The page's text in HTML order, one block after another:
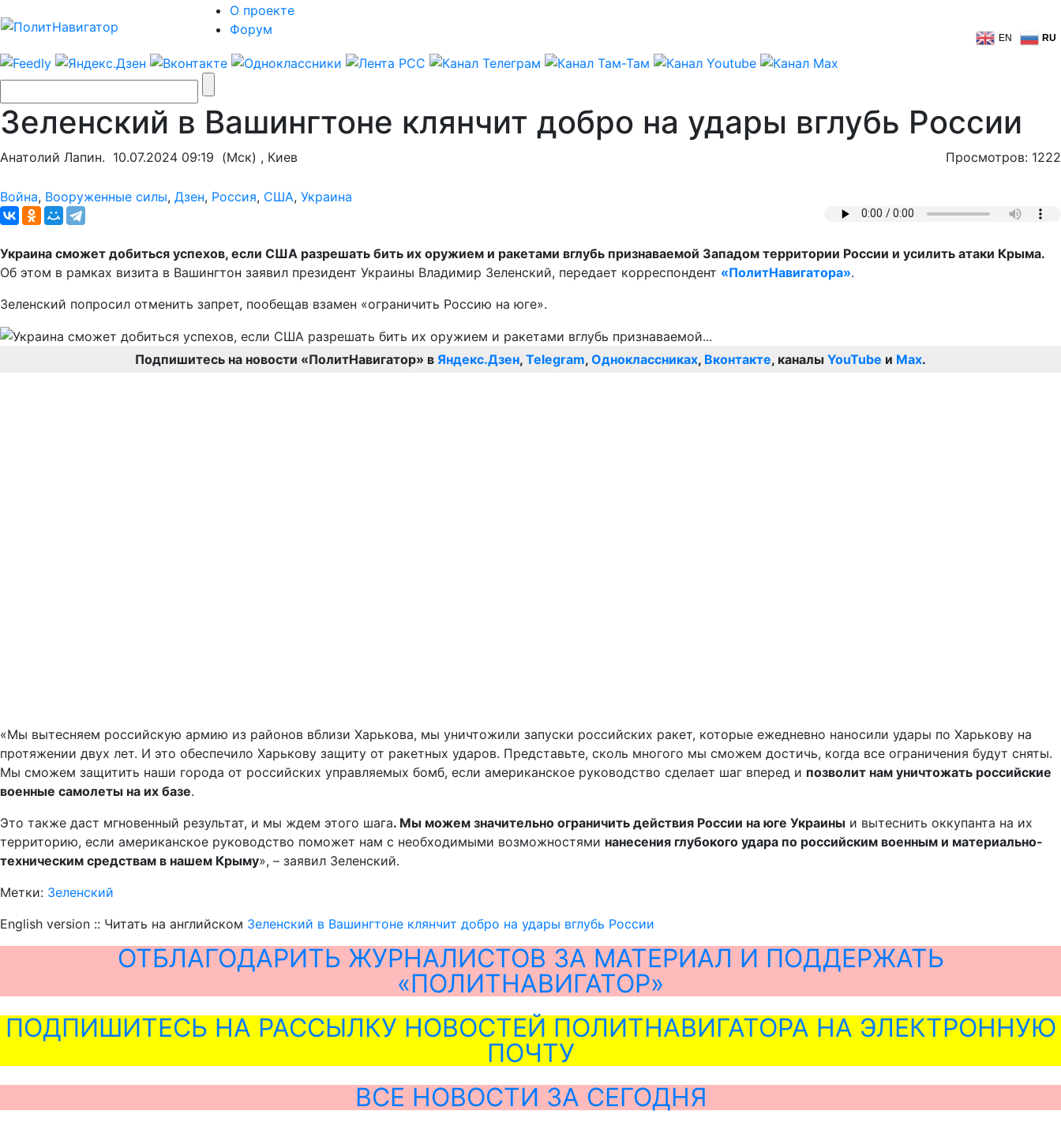
О проекте
Форум
EN RU
Зеленский в Вашингтоне клянчит добро на удары вглубь России
Анатолий Лапин. 10.07.2024 09:19 (Мск) , Киев Просмотров: 1222
Война, Вооруженные силы, Дзен, Россия, США, Украина
Украина сможет добиться успехов, если США разрешать бить их оружием и ракетами вглубь признаваемой Западом территории России и усилить атаки Крыма.
Об этом в рамках визита в Вашингтон заявил президент Украины Владимир Зеленский, передает корреспондент «ПолитНавигатора».
Зеленский попросил отменить запрет, пообещав взамен «ограничить Россию на юге».
Подпишитесь на новости «ПолитНавигатор» в Яндекс.Дзен, Telegram, Одноклассниках, Вконтакте, каналы YouTube и Max.
«Мы вытесняем российскую армию из районов вблизи Харькова, мы уничтожили запуски российских ракет, которые ежедневно наносили удары по Харькову на
протяжении двух лет. И это обеспечило Харькову защиту от ракетных ударов. Представьте, сколь многого мы сможем достичь, когда все ограничения будут сняты.
Мы сможем защитить наши города от российских управляемых бомб, если американское руководство сделает шаг вперед и позволит нам уничтожать российские
военные самолеты на их базе.
Это также даст мгновенный результат, и мы ждем этого шага. Мы можем значительно ограничить действия России на юге Украины и вытеснить оккупанта на их
территорию, если американское руководство поможет нам с необходимыми возможностями нанесения глубокого удара по российским военным и материально-
техническим средствам в нашем Крыму», – заявил Зеленский.
Метки: Зеленский
English version :: Читать на английском Зеленский в Вашингтоне клянчит добро на удары вглубь России
ОТБЛАГОДАРИТЬ ЖУРНАЛИСТОВ ЗА МАТЕРИАЛ И ПОДДЕРЖАТЬ
«ПОЛИТНАВИГАТОР»
ПОДПИШИТЕСЬ НА РАССЫЛКУ НОВОСТЕЙ ПОЛИТНАВИГАТОРА НА ЭЛЕКТРОННУЮ
ПОЧТУ
ВСЕ НОВОСТИ ЗА СЕГОДНЯ